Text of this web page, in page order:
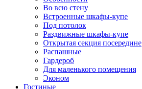
Во всю стену
Встроенные шкафы-купе
Под потолок
Раздвижные шкафы-купе
Открытая секция посередине
Распашные
Гардероб
Для маленького помещения
Эконом
Гостиные